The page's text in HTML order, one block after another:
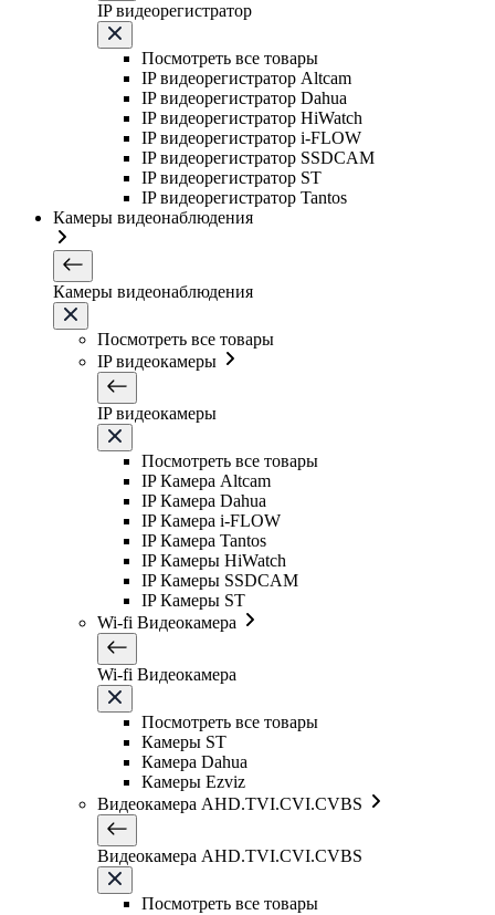
IP видеорегистратор
Посмотреть все товары
IP видеорегистратор Altcam
IP видеорегистратор Dahua
IP видеорегистратор HiWatch
IP видеорегистратор i-FLOW
IP видеорегистратор SSDCAM
IP видеорегистратор ST
IP видеорегистратор Tantos
Камеры видеонаблюдения
Камеры видеонаблюдения
Посмотреть все товары
IP видеокамеры
IP видеокамеры
Посмотреть все товары
IP Камера Altcam
IP Камера Dahua
IP Камера i-FLOW
IP Камера Tantos
IP Камеры HiWatch
IP Камеры SSDCAM
IP Камеры ST
Wi-fi Видеокамера
Wi-fi Видеокамера
Посмотреть все товары
Камеры ST
Камера Dahua
Камеры Ezviz
Видеокамера AHD.TVI.CVI.CVBS
Видеокамера AHD.TVI.CVI.CVBS
Посмотреть все товары